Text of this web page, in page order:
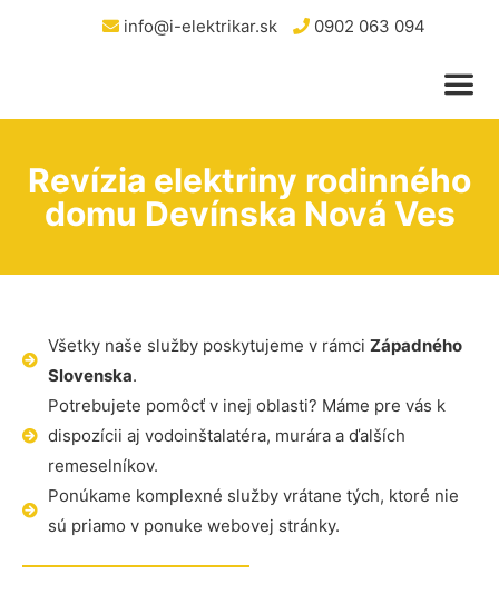
info@i-elektrikar.sk 0902 063 094
Revízia elektriny rodinného
domu Devínska Nová Ves
Všetky naše služby poskytujeme v rámci Západného
Slovenska.
Potrebujete pomôcť v inej oblasti? Máme pre vás k
dispozícii aj vodoinštalatéra, murára a ďalších
remeselníkov.
Ponúkame komplexné služby vrátane tých, ktoré nie
sú priamo v ponuke webovej stránky.